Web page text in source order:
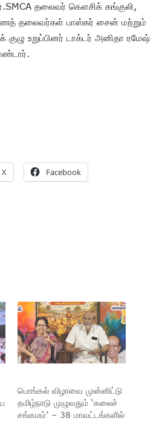
தலைவர் கௌசிக் கங்குலி,
தலைவர்கள் பாஸ்கர் சைன் மற்றும்
குழு உறுப்பினர் டாக்டர் அனிதா ரமேஷ்
X Facebook
பொங்கல் விழாவை முன்னிட்டு
தமிழ்நாடு முழுவதும் ‘கலைச்
சங்கமம்’ – 38 மாவட்டங்களில்